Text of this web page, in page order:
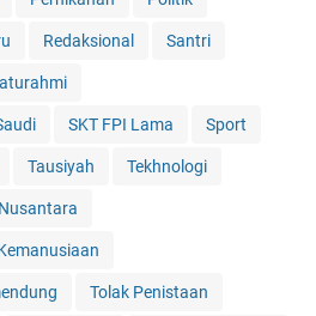
Redaksional Santri
SKT FPI Lama Sport
Tausiyah Tekhnologi
Tolak Penistaan